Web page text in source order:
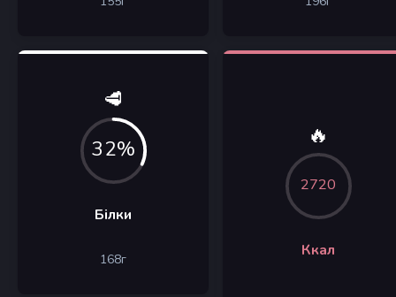
🥩
32%
Білки
168г
🔥
2720
Ккал